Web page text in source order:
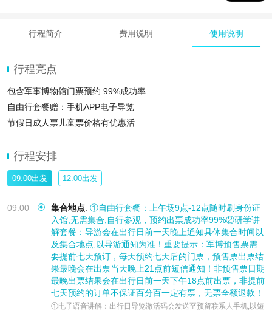
行程简介 费用说明 使用说明
行程亮点
包含军事博物馆门票预约 99%成功率
自由行套餐赠：手机APP电子导览
节假日成人票儿童票价格有优惠活
行程安排
09:00出发 12:00出发
09:00 集合地点: ①自由行套餐：上午场9点-12点随时刷身份证
入馆,无需集合,自行参观，预约出票成功率99%②研学讲
解套餐：导游会在出行日前一天晚上通知具体集合时间以
及集合地点,以导游通知为准！重要提示：军博预售票需
要提前七天预订，每天预约七天后的门票，预售票出票结
果最晚会在出票当天晚上21点前短信通知！非预售票日期
最晚出票结果会在出行日前一天下午18点前出票，非提前
七天预约的订单不保证百分百一定有票，无票全额退款！
①电子语音讲解：出行日导览激活码会发送至预留联系人手机,以短